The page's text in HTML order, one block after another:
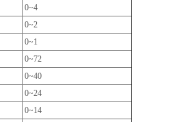
0~4
0~2
0~1
0~72
0~40
0~24
0~14